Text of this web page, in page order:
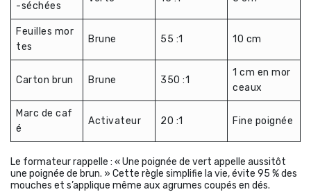
-séchées
Feuilles mor
tes
Brune 55 :1 10 cm
Carton brun Brune 350 :1
1 cm en mor
ceaux
Marc de caf
é
Activateur 20 :1 Fine poignée
Le formateur rappelle : « Une poignée de vert appelle aussitôt
une poignée de brun. » Cette règle simplifie la vie, évite 95 % des
mouches et s’applique même aux agrumes coupés en dés.